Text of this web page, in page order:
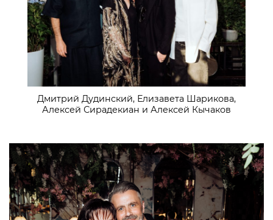
Дмитрий Дудинский, Елизавета Шарикова,
Алексей Сирадекиан и Алексей Кычаков